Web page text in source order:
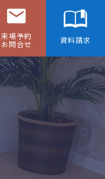
来場予約
お問合せ
資料請求
展示場へ行く